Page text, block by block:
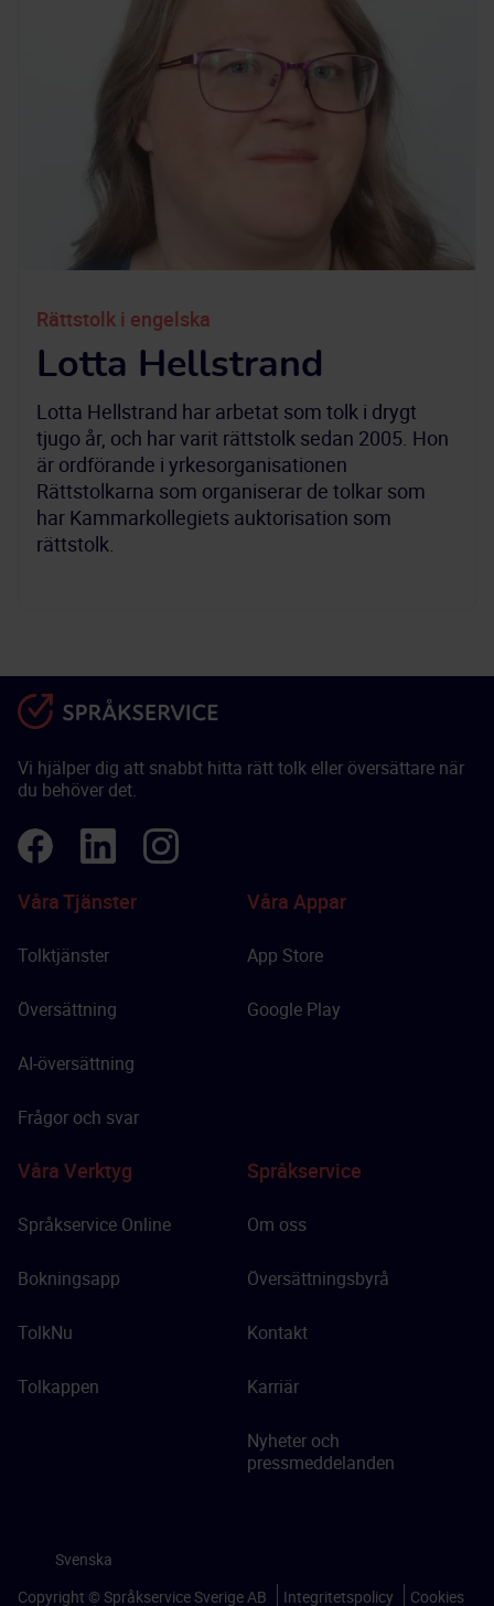
Rättstolk i engelska
Lotta Hellstrand
Lotta Hellstrand har arbetat som tolk i drygt
tjugo år, och har varit rättstolk sedan 2005. Hon
är ordförande i yrkesorganisationen
Rättstolkarna som organiserar de tolkar som
har Kammarkollegiets auktorisation som
rättstolk.
Vi hjälper dig att snabbt hitta rätt tolk eller översättare när
du behöver det.
Våra Tjänster
Tolktjänster
Översättning
AI-översättning
Frågor och svar
Våra Appar
App Store
Google Play
Våra Verktyg
Språkservice Online
Bokningsapp
TolkNu
Tolkappen
Språkservice
Om oss
Översättningsbyrå
Kontakt
Karriär
Nyheter och
pressmeddelanden
Copyright © Språkservice Sverige AB Integritetspolicy Cookies
Svenska